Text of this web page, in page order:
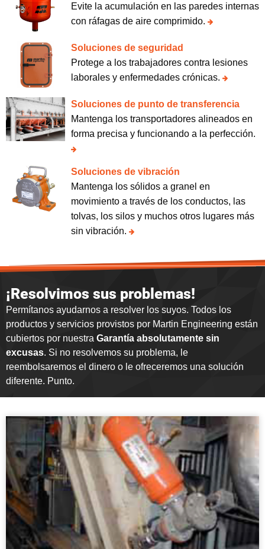
Evite la acumulación en las paredes internas
con ráfagas de aire comprimido.
Soluciones de seguridad
Protege a los trabajadores contra lesiones
laborales y enfermedades crónicas.
Soluciones de punto de transferencia
Mantenga los transportadores alineados en
forma precisa y funcionando a la perfección.
Soluciones de vibración
Mantenga los sólidos a granel en
movimiento a través de los conductos, las
tolvas, los silos y muchos otros lugares más
sin vibración.
¡Resolvimos sus problemas!
Permítanos ayudarnos a resolver los suyos. Todos los
productos y servicios provistos por Martin Engineering están
cubiertos por nuestra Garantía absolutamente sin
excusas. Si no resolvemos su problema, le
reembolsaremos el dinero o le ofreceremos una solución
diferente. Punto.